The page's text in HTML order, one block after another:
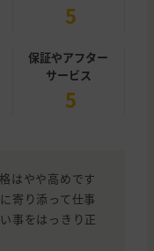
5
保証やアフター
サービス
5
はやや高めです
寄り添って仕事
事をはっきり正